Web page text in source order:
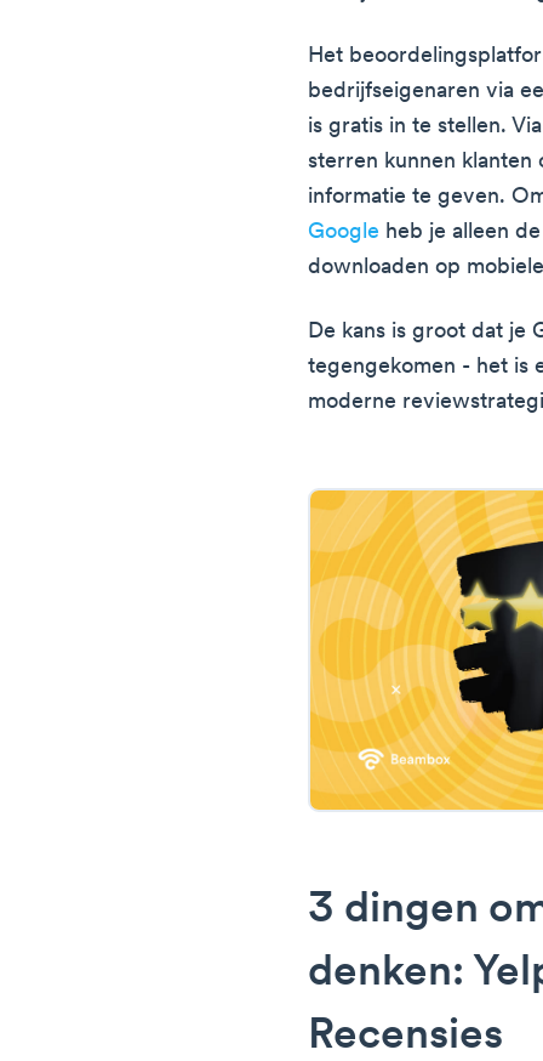
Het
bedrijfseigenaren via
is gratis in te stellen.
sterren kunnen klanten
informatie te geven.
Google heb je alleen
downloaden op
De kans is groot dat je
tegengekomen - het is
moderne
3 dingen
denken:
Recensies